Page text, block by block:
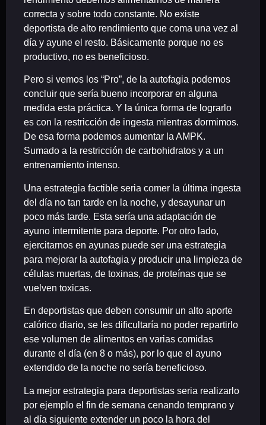
correcta y sobre todo constante. No existe
deportista de alto rendimiento que coma una vez al
día y ayune el resto. Básicamente porque no es
productivo, no es beneficioso.
Pero si vemos los “Pro”, de la autofagia podemos
concluir que sería bueno incorporar en alguna
medida esta práctica. Y la única forma de lograrlo
es con la restricción de ingesta mientras dormimos.
De esa forma podemos aumentar la AMPK.
Sumado a la restricción de carbohidratos y a un
entrenamiento intenso.
Una estrategia factible seria comer la última ingesta
del día no tan tarde en la noche, y desayunar un
poco más tarde. Esta sería una adaptación de
ayuno intermitente para deporte. Por otro lado,
ejercitarnos en ayunas puede ser una estrategia
para mejorar la autofagia y producir una limpieza de
células muertas, de toxinas, de proteínas que se
vuelven toxicas.
En deportistas que deben consumir un alto aporte
calórico diario, se les dificultaría no poder repartirlo
ese volumen de alimentos en varias comidas
durante el día (en 8 o más), por lo que el ayuno
extendido de la noche no sería beneficioso.
La mejor estrategia para deportistas seria realizarlo
por ejemplo el fin de semana cenando temprano y
al día siguiente extender un poco la hora del